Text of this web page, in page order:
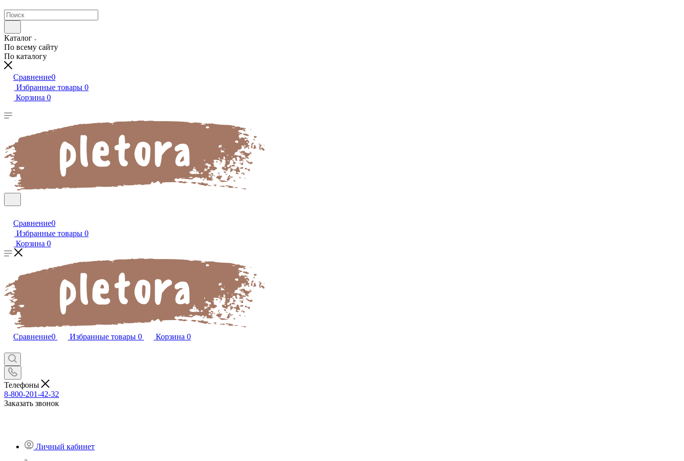
Каталог
По всему сайту
По каталогу
Сравнение0
Избранные товары 0
Корзина 0
Сравнение0
Избранные товары 0
Корзина 0
Сравнение0 Избранные товары 0 Корзина 0
Телефоны
8-800-201-42-32
Заказать звонок
Личный кабинет